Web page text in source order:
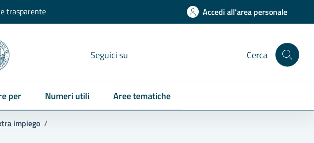
trasparente Accedi all'area personale
Seguici su Cerca
per Numeri utili Aree tematiche
impiego /